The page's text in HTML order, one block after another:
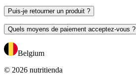
Puis-je retourner un produit ?
Quels moyens de paiement acceptez-vous ?
Belgium
© 2026 nutritienda